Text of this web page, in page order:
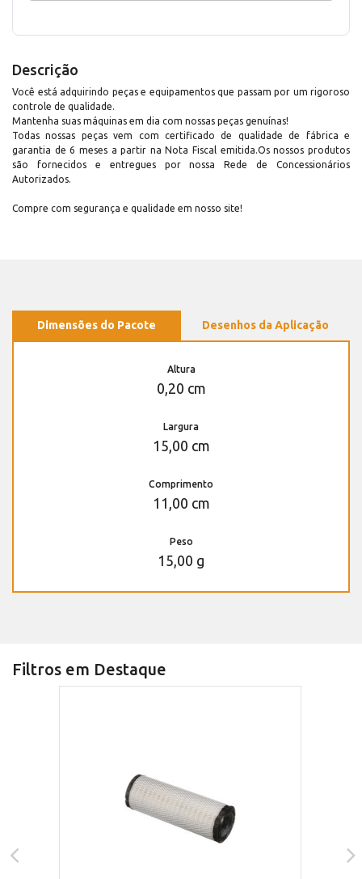
Descrição
Você está adquirindo peças e equipamentos que passam por um rigoroso
controle de qualidade.
Mantenha suas máquinas em dia com nossas peças genuínas!
Todas nossas peças vem com certificado de qualidade de fábrica e
garantia de 6 meses a partir na Nota Fiscal emitida.Os nossos produtos
são fornecidos e entregues por nossa Rede de Concessionários
Autorizados.
Compre com segurança e qualidade em nosso site!
Dimensões do Pacote Desenhos da Aplicação
Altura
0,20 cm
Largura
15,00 cm
Comprimento
11,00 cm
Peso
15,00 g
Filtros em Destaque